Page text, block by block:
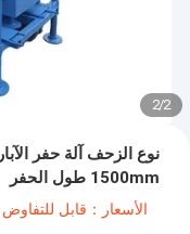
2
/
2
1500mm طول الحفر
الأسعار：قابل للتفاوض